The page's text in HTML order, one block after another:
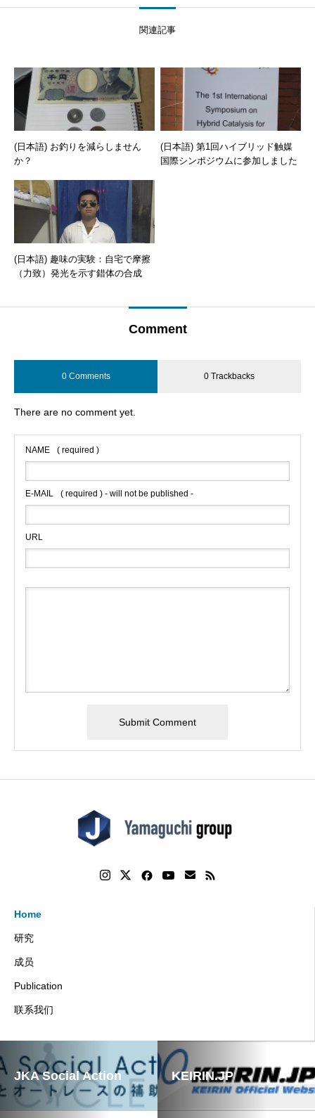
関連記事
(日本語) お釣りを減らしません
か？
(日本語) 第1回ハイブリッド触媒
国際シンポジウムに参加しました
(日本語) 趣味の実験：自宅で摩擦
（力致）発光を示す錯体の合成
Comment
0 Comments 0 Trackbacks
There are no comment yet.
NAME ( required )
E-MAIL ( required ) - will not be published -
URL
Home
研究
成员
Publication
联系我们
JKA Social Action KEIRIN.JP